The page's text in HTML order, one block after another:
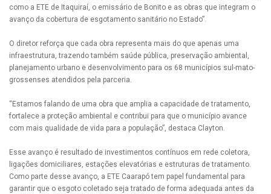
como a ETE de Itaquiraí, o emissário de Bonito e as obras que integram o
avanço da cobertura de esgotamento sanitário no Estado”.
O diretor reforça que cada obra representa mais do que apenas uma
infraestrutura, trazendo também saúde pública, preservação ambiental,
planejamento urbano e desenvolvimento para os 68 municípios sul-mato-
grossenses atendidos pela parceria.
“Estamos falando de uma obra que amplia a capacidade de tratamento,
fortalece a proteção ambiental e contribui para que o município avance
com mais qualidade de vida para a população”, destaca Clayton.
Esse avanço é resultado de investimentos contínuos em rede coletora,
ligações domiciliares, estações elevatórias e estruturas de tratamento.
Como parte desse avanço, a ETE Caarapó tem papel fundamental para
garantir que o esgoto coletado seja tratado de forma adequada antes da